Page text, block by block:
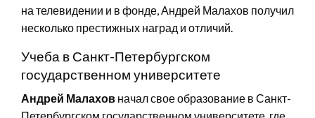
на телевидении и в фонде, Андрей Малахов получил
несколько престижных наград и отличий.
Учеба в Санкт-Петербургском
государственном университете
Андрей Малахов начал свое образование в Санкт-